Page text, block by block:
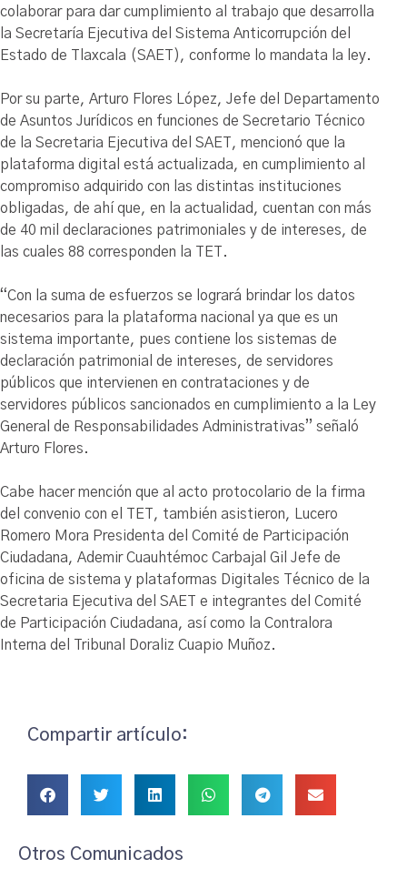
colaborar para dar cumplimiento al trabajo que desarrolla
la Secretaría Ejecutiva del Sistema Anticorrupción del
Estado de Tlaxcala (SAET), conforme lo mandata la ley.
Por su parte, Arturo Flores López, Jefe del Departamento
de Asuntos Jurídicos en funciones de Secretario Técnico
de la Secretaria Ejecutiva del SAET, mencionó que la
plataforma digital está actualizada, en cumplimiento al
compromiso adquirido con las distintas instituciones
obligadas, de ahí que, en la actualidad, cuentan con más
de 40 mil declaraciones patrimoniales y de intereses, de
las cuales 88 corresponden la TET.
“Con la suma de esfuerzos se logrará brindar los datos
necesarios para la plataforma nacional ya que es un
sistema importante, pues contiene los sistemas de
declaración patrimonial de intereses, de servidores
públicos que intervienen en contrataciones y de
servidores públicos sancionados en cumplimiento a la Ley
General de Responsabilidades Administrativas” señaló
Arturo Flores.
Cabe hacer mención que al acto protocolario de la firma
del convenio con el TET, también asistieron, Lucero
Romero Mora Presidenta del Comité de Participación
Ciudadana, Ademir Cuauhtémoc Carbajal Gil Jefe de
oficina de sistema y plataformas Digitales Técnico de la
Secretaria Ejecutiva del SAET e integrantes del Comité
de Participación Ciudadana, así como la Contralora
Interna del Tribunal Doraliz Cuapio Muñoz.
Compartir artículo:
Otros Comunicados